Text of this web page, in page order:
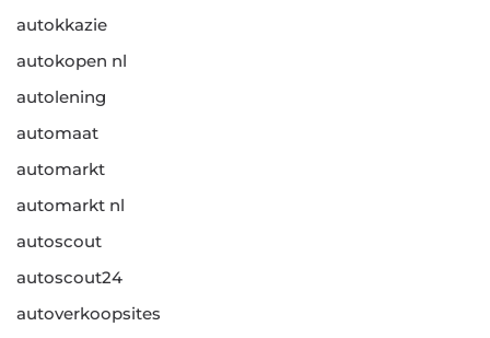
autokkazie
autokopen nl
autolening
automaat
automarkt
automarkt nl
autoscout
autoscout24
autoverkoopsites